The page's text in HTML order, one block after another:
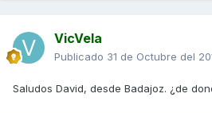
VicVela
Publicado 31 de Octubre del
Saludos David, desde Badajoz. ¿de